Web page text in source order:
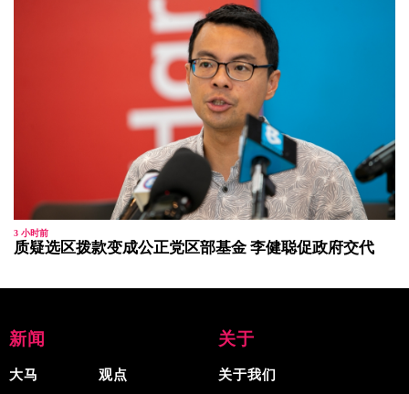
3 小时前
质疑选区拨款变成公正党区部基金 李健聪促政府交代
新闻
大马
观点
关于
关于我们